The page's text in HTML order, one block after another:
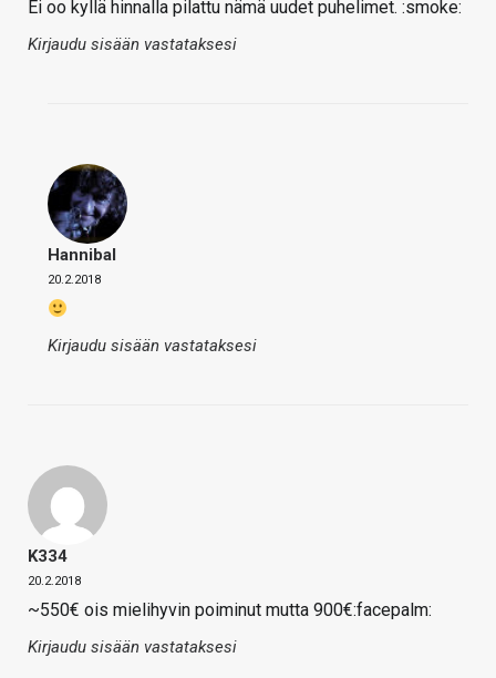
Ei oo kyllä hinnalla pilattu nämä uudet puhelimet. :smoke:
Kirjaudu sisään vastataksesi
Hannibal
20.2.2018
Kirjaudu sisään vastataksesi
K334
20.2.2018
~550€ ois mielihyvin poiminut mutta 900€:facepalm:
Kirjaudu sisään vastataksesi